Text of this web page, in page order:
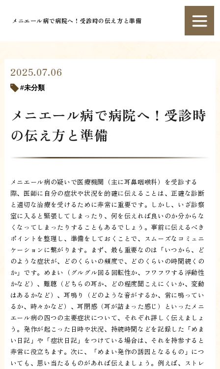
メニエール病で病院へ！受診時の伝え方と準備
2025.07.06
未分類
メニエール病で病院へ！受診時
の伝え方と準備
メニエール病の疑いで医療機関（主に耳鼻咽喉科）を受診する
際、医師に自分の症状や状況を的確に伝えることは、正確な診断
と適切な治療を受けるために非常に重要です。しかし、いざ診察
室に入ると緊張してしまったり、何を伝えれば良いのか分からな
くなってしまったりすることもあるでしょう。事前に伝えるべき
ポイントを整理し、準備をしておくことで、スムーズなコミュニ
ケーションに繋がります。まず、最も重要なのは「いつから、ど
のような症状が、どのくらいの頻度で、どのくらいの時間続くの
か」です。めまい（グルグル回る回転性か、フワフワする浮動性
かなど）、難聴（どちらの耳か、どの程度聞こえにくいか、変動
はあるかなど）、耳鳴り（どのような音がするか、常に鳴ってい
るか、時々かなど）、耳閉感（耳が詰まった感じ）といったメニ
エール病の四つの主要症状について、それぞれ詳しく伝えましょ
う。発作が起こった日時や状況、持続時間などを記録した「めま
い日記」や「症状日記」をつけている場合は、それを持参すると
非常に役立ちます。次に、「めまい発作の誘因となるもの」につ
いても、思い当たるものがあれば伝えましょう。例えば、ストレ